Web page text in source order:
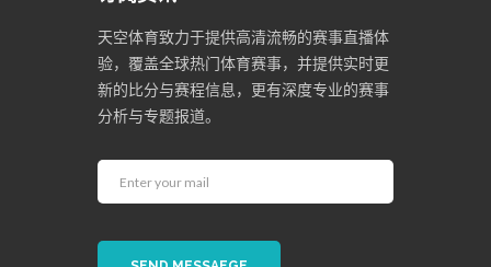
天空体育致力于提供高清流畅的赛事直播体
验，覆盖全球热门体育赛事，并提供实时更
新的比分与赛程信息，更有深度专业的赛事
分析与专题报道。